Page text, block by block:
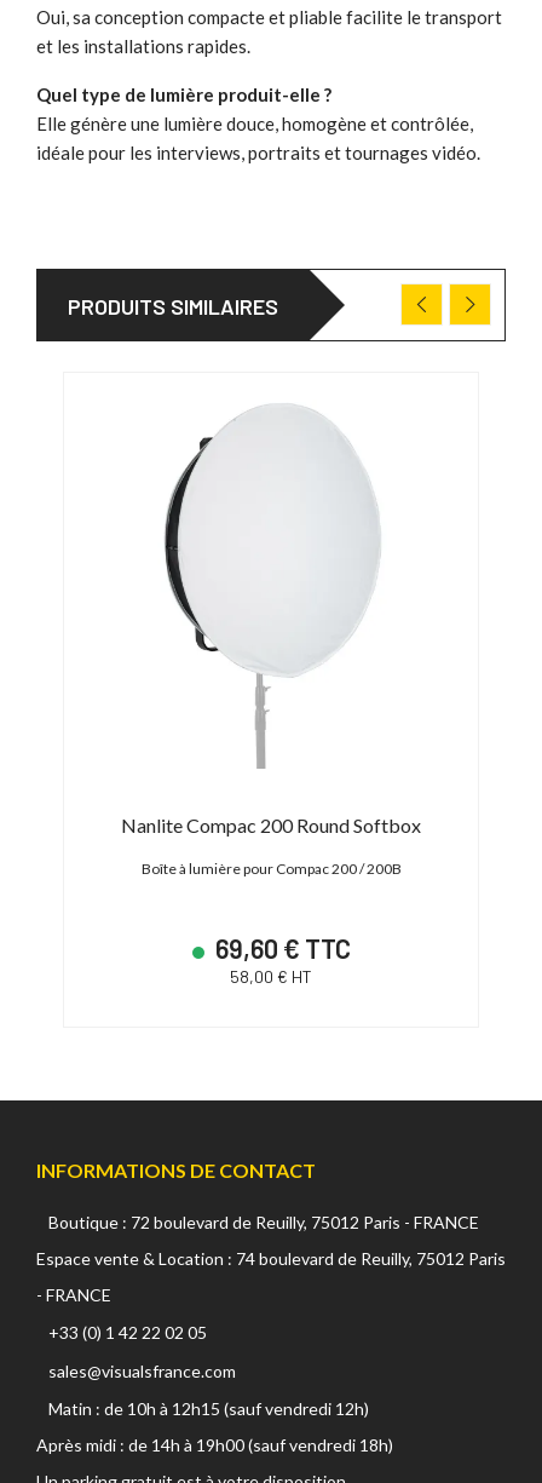
Oui, sa conception compacte et pliable facilite le transport
et les installations rapides.
Quel type de lumière produit-elle ?
Elle génère une lumière douce, homogène et contrôlée,
idéale pour les interviews, portraits et tournages vidéo.
PRODUITS SIMILAIRES
Nanlite Compac 200 Round Softbox
Boîte à lumière pour Compac 200 / 200B
69,60 € TTC
58,00 € HT
INFORMATIONS DE CONTACT
Boutique : 72 boulevard de Reuilly, 75012 Paris - FRANCE
Espace vente & Location : 74 boulevard de Reuilly, 75012 Paris
- FRANCE
+33 (0) 1 42 22 02 05
sales@visualsfrance.com
Matin : de 10h à 12h15 (sauf vendredi 12h)
Après midi : de 14h à 19h00 (sauf vendredi 18h)